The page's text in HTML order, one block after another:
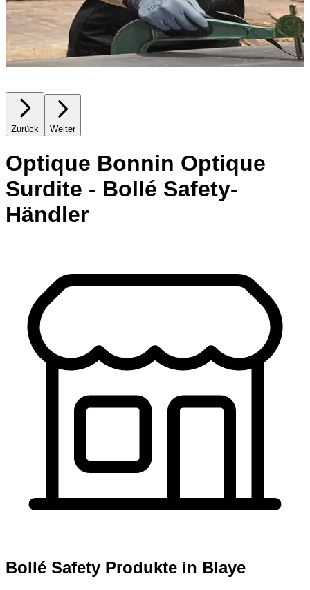
Zurück Weiter
Optique Bonnin Optique
Surdite - Bollé Safety-
Händler
Bollé Safety Produkte in Blaye